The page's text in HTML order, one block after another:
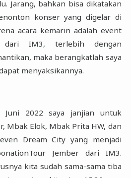
Jarang, bahkan ‎bisa dikatakan
konser yang digelar di
acara ‎kemarin adalah event
dari IM3, terlebih dengan
‎maka berangkatlah saya
menyaksikannya.‎
2022 saya janjian untuk
Mbak Elok, Mbak Prita HW, ‎dan
Dream City yang menjadi
Jember dari ‎IM3.
kita sudah sama-sama tiba